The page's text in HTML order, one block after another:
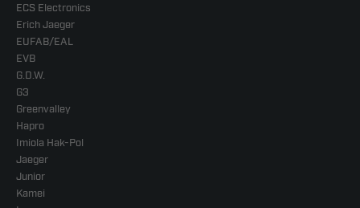
ECS Electronics
Erich Jaeger
EUFAB/EAL
EVB
G.D.W.
G3
Greenvalley
Hapro
Imiola Hak-Pol
Jaeger
Junior
Kamei